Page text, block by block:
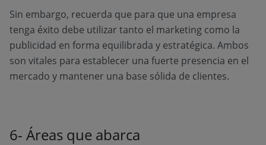
Sin embargo, recuerda que para que una empresa
tenga éxito debe utilizar tanto el marketing como la
publicidad en forma equilibrada y estratégica. Ambos
son vitales para establecer una fuerte presencia en el
mercado y mantener una base sólida de clientes.
6- Áreas que abarca